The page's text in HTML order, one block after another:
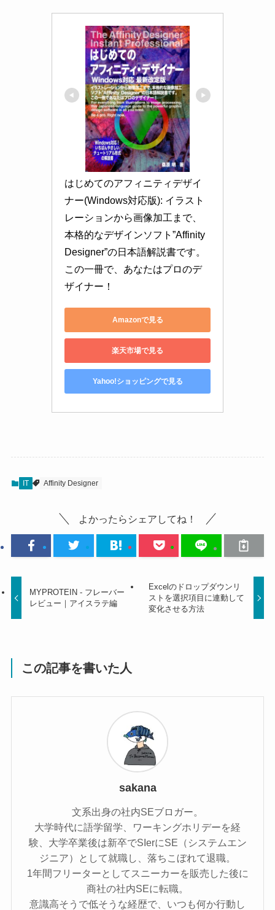
はじめてのアフィニティデザイ
ナー(Windows対応版): イラスト
レーションから画像加工まで、
本格的なデザインソフト”Affinity
Designer”の日本語解説書です。
この一冊で、あなたはプロのデ
ザイナー！
Amazonで見る
楽天市場で見る
Yahoo!ショッピングで見る
IT Affinity Designer
よかったらシェアしてね！
MYPROTEIN - フレーバー
レビュー｜アイスラテ編
Excelのドロップダウンリ
ストを選択項目に連動して
変化させる方法
この記事を書いた人
sakana
文系出身の社内SEブロガー。
大学時代に語学留学、ワーキングホリデーを経
験、大学卒業後は新卒でSIerにSE（システムエン
ジニア）として就職し、落ちこぼれて退職。
1年間フリーターとしてスニーカーを販売した後に
商社の社内SEに転職。
意識高そうで低そうな経歴で、いつも何か行動し